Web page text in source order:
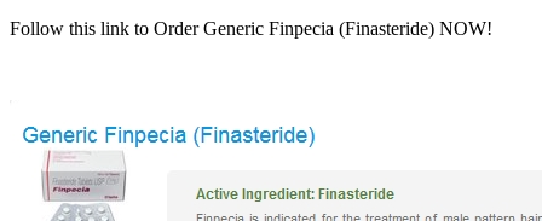
Follow this link to Order Generic Finpecia (Finasteride) NOW!